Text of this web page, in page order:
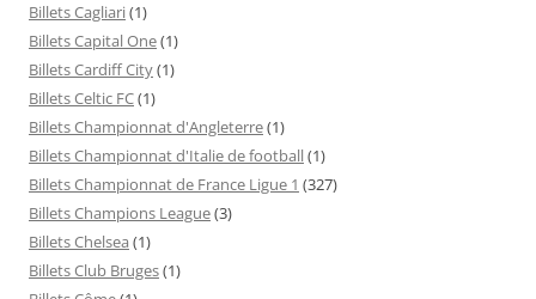
Billets Cagliari(1)
Billets Capital One(1)
Billets Cardiff City(1)
Billets Celtic FC(1)
Billets Championnat d'Angleterre(1)
Billets Championnat d'Italie de football(1)
Billets Championnat de France Ligue 1 (327)
Billets Champions League(3)
Billets Chelsea (1)
Billets Club Bruges(1)